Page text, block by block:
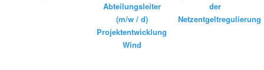
Abteilungsleiter
(m/w / d)
Projektentwicklung
Wind
der
Netzentgeltregulierung